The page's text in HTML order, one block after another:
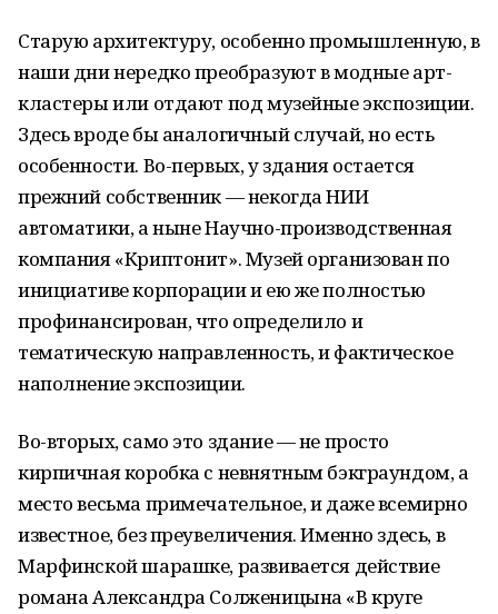
Старую архитектуру, особенно промышленную, в
наши дни нередко преобразуют в модные арт-
кластеры или отдают под музейные экспозиции.
Здесь вроде бы аналогичный случай, но есть
особенности. Во-первых, у здания остается
прежний собственник — некогда НИИ
автоматики, а ныне Научно-производственная
компания «Криптонит». Музей организован по
инициативе корпорации и ею же полностью
профинансирован, что определило и
тематическую направленность, и фактическое
наполнение экспозиции.
Во-вторых, само это здание — не просто
кирпичная коробка с невнятным бэкграундом, а
место весьма примечательное, и даже всемирно
известное, без преувеличения. Именно здесь, в
Марфинской шарашке, развивается действие
романа Александра Солженицына «В круге